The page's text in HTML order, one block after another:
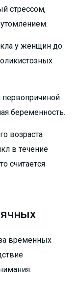
стрессом,
у женщин до
беременность.
возраста
в течение
считается
временных